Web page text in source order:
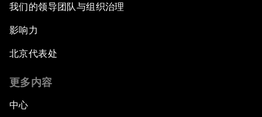
我们的领导团队与组织治理
影响力
北京代表处
更多内容
中心